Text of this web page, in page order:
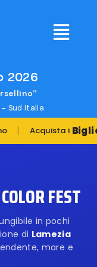
2026
Sud Italia
Acquista iBiglietti
FEST
in pochi
di Lamezia
mare e